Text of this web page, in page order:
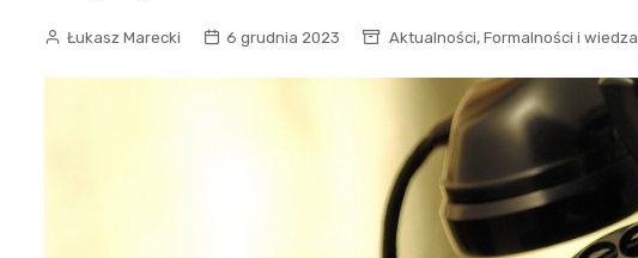
Łukasz Marecki 6 grudnia 2023 Aktualności, Formalności i wiedza